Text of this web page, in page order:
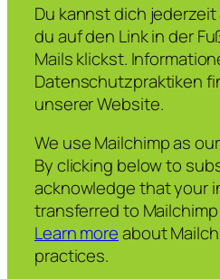
Du kannst dich
du auf den Link in der
Mails klickst.
Datenschutzpraktiken
unserer Website.
We use Mailchimp as
By clicking below to
acknowledge that your
transferred to
Learn moreabout
practices.